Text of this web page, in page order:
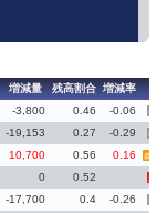
増減量 残高割合 増減率
-3,800 0.46 -0.06 義務
-19,153 0.27 -0.29 義務
10,700 0.56 0.16 義務
0 0.52 新規
-17,700 0.4 -0.26 義務